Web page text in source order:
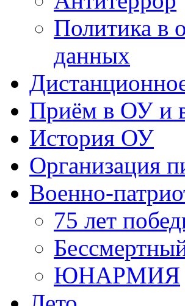
Приём в ОУ и
История ОУ
Организация
Военно-
75 лет
ЮНАРМИЯ
Лето
Сетевой город
Земский
ШСК